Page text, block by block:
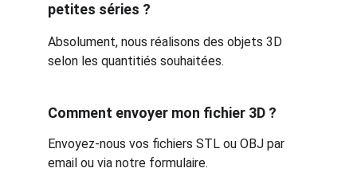
petites séries ?
Absolument, nous réalisons des objets 3D
selon les quantitiés souhaitées.
Comment envoyer mon fichier 3D ?
Envoyez-nous vos fichiers STL ou OBJ par
email ou via notre formulaire.